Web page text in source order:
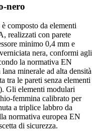
nero
composto da elementi
realizzati con parete
minimo 0,4 mm e
nera, conformi agli
la normativa EN
minerale ad alta densità
tra le pareti senza elementi
Gli elementi modulari
femmina calibrato per
a triplice labbro da
normativa europea EN
di sicurezza.